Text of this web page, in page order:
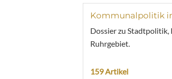
Kommunalpolitik
Dossier zu
Ruhrgebiet.
159 Artikel